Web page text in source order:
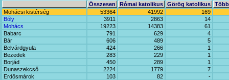
Összesen
Római katolikus Görög katolikus
Mohácsi kistérség
53364 41992
169
Bóly
3911 2863
14
Mohács
19223 14383
61
Babarc
791 629
4
Bár
606 489
5
Belvárdgyula
424 266
1
Bezedek
283 229
1
Borjád
450 289
1
Dunaszekcső
2224 1779
7
Erdősmárok
103 82
-